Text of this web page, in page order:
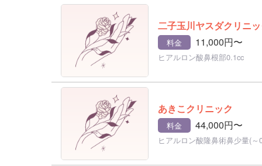
二子玉川ヤスダクリニ
料金 11,000円〜
ヒアルロン酸鼻根部0.1cc
あきこクリニック
料金 44,000円〜
ヒアルロン酸隆鼻術鼻少量(～